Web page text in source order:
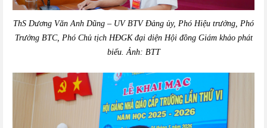
ThS Dương Văn Anh Dũng – UV BTV Đảng ủy, Phó Hiệu trưởng, Phó
Trưởng BTC, Phó Chủ tịch HĐGK đại diện Hội đồng Giám khảo phát
biểu. Ảnh: BTT